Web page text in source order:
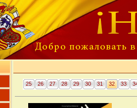
25 26 27 28 29 30 31 32 33